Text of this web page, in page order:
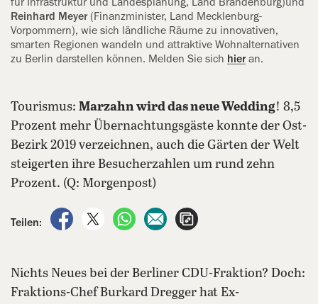
Reinhard Meyer (Finanzminister, Land Mecklenburg-
Vorpommern), wie sich ländliche Räume zu innovativen,
smarten Regionen wandeln und attraktive Wohnalternativen
zu Berlin darstellen können. Melden Sie sich hier an.
Tourismus: Marzahn wird das neue Wedding! 8,5
Prozent mehr Übernachtungsgäste konnte der Ost-
Bezirk 2019 verzeichnen, auch die Gärten der Welt
steigerten ihre Besucherzahlen um rund zehn
Prozent. (Q: Morgenpost)
Teilen:
auf Facebook teilen
auf X teilenper WhatsApp teilen
per E-Mail teilen
Nichts Neues bei der Berliner CDU-Fraktion? Doch:
Fraktions-Chef Burkard Dregger hat Ex-